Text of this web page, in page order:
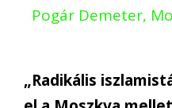
Pogár Demeter,
„Radikális